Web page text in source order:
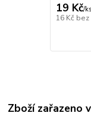
19 Kč/ks
16 Kč bez
Zboží zařazeno